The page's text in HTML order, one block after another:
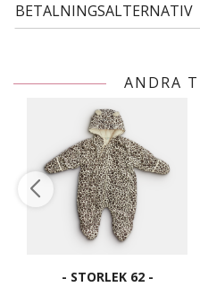
BETALNINGSALTERNATIV
ANDRA
- STORLEK 62 -